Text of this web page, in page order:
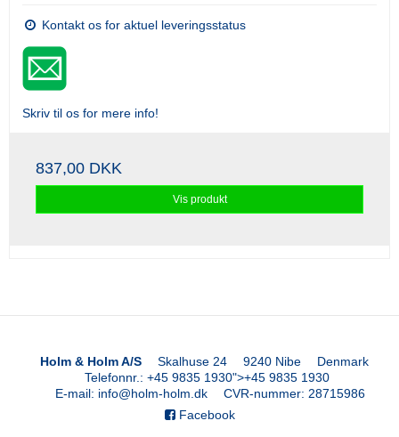
Kontakt os for aktuel leveringsstatus
Skriv til os for mere info!
837,00 DKK
Vis produkt
Holm & Holm A/S Skalhuse 24 9240 Nibe
Denmark
Telefonnr. : +45 9835 1930">+45 9835 1930
E-mail: info@holm-holm.dk CVR-nummer: 28715986
Facebook